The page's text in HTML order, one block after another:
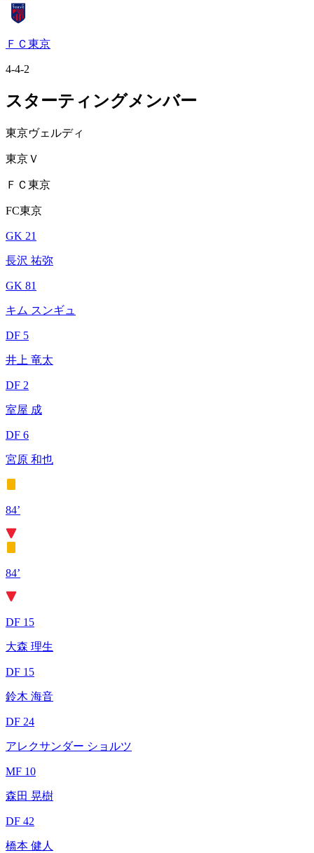
ＦＣ東京
4-4-2
スターティングメンバー
東京ヴェルディ
東京Ｖ
ＦＣ東京
FC東京
GK 21
長沢 祐弥
GK 81
キム スンギュ
DF 5
井上 竜太
DF 2
室屋 成
DF 6
宮原 和也
84’
84’
DF 15
大森 理生
DF 15
鈴木 海音
DF 24
アレクサンダー ショルツ
MF 10
森田 晃樹
DF 42
橋本 健人